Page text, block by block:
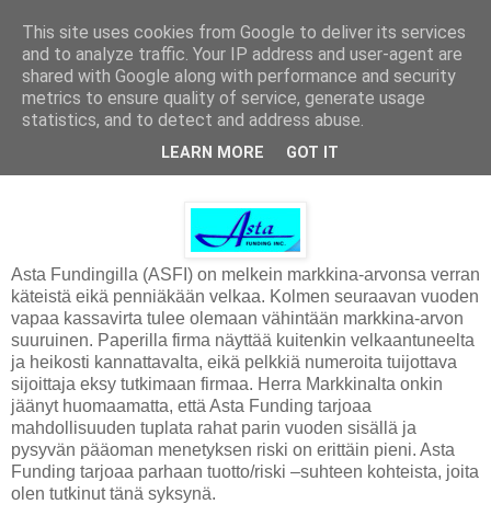
Asta Funding
Asta Fundingilla (ASFI) on melkein markkina-arvonsa verran
käteistä eikä penniäkään velkaa. Kolmen seuraavan vuoden
vapaa kassavirta tulee olemaan vähintään markkina-arvon
suuruinen. Paperilla firma näyttää kuitenkin velkaantuneelta
ja heikosti kannattavalta, eikä pelkkiä numeroita tuijottava
sijoittaja eksy tutkimaan firmaa. Herra Markkinalta onkin
jäänyt huomaamatta, että Asta Funding tarjoaa
mahdollisuuden tuplata rahat parin vuoden sisällä ja
pysyvän pääoman menetyksen riski on erittäin pieni. Asta
Funding tarjoaa parhaan tuotto/riski –suhteen kohteista, joita
olen tutkinut tänä syksynä.
This site uses cookies from Google to deliver its services
and to analyze traffic. Your IP address and user-agent are
shared with Google along with performance and security
metrics to ensure quality of service, generate usage
statistics, and to detect and address abuse.
LEARN MORE GOT IT